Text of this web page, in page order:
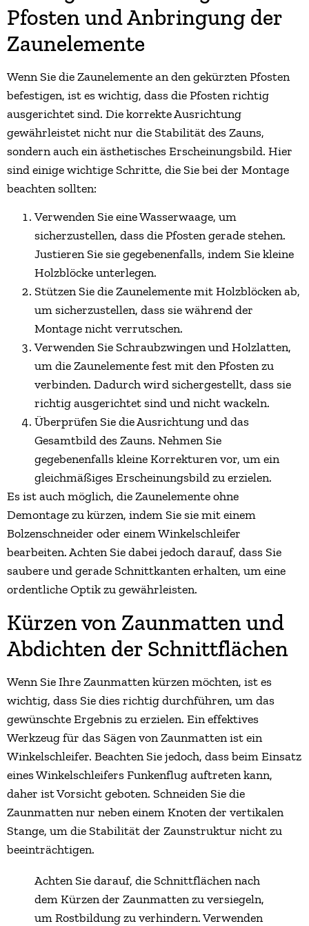
Pfosten und Anbringung der
Zaunelemente
Wenn Sie die Zaunelemente an den gekürzten Pfosten
befestigen, ist es wichtig, dass die Pfosten richtig
ausgerichtet sind. Die korrekte Ausrichtung
gewährleistet nicht nur die Stabilität des Zauns,
sondern auch ein ästhetisches Erscheinungsbild. Hier
sind einige wichtige Schritte, die Sie bei der Montage
beachten sollten:
Verwenden Sie eine Wasserwaage, um
sicherzustellen, dass die Pfosten gerade stehen.
Justieren Sie sie gegebenenfalls, indem Sie kleine
Holzblöcke unterlegen.
Stützen Sie die Zaunelemente mit Holzblöcken ab,
um sicherzustellen, dass sie während der
Montage nicht verrutschen.
Verwenden Sie Schraubzwingen und Holzlatten,
um die Zaunelemente fest mit den Pfosten zu
verbinden. Dadurch wird sichergestellt, dass sie
richtig ausgerichtet sind und nicht wackeln.
Überprüfen Sie die Ausrichtung und das
Gesamtbild des Zauns. Nehmen Sie
gegebenenfalls kleine Korrekturen vor, um ein
gleichmäßiges Erscheinungsbild zu erzielen.
Es ist auch möglich, die Zaunelemente ohne
Demontage zu kürzen, indem Sie sie mit einem
Bolzenschneider oder einem Winkelschleifer
bearbeiten. Achten Sie dabei jedoch darauf, dass Sie
saubere und gerade Schnittkanten erhalten, um eine
ordentliche Optik zu gewährleisten.
Kürzen von Zaunmatten und
Abdichten der Schnittflächen
Wenn Sie Ihre Zaunmatten kürzen möchten, ist es
wichtig, dass Sie dies richtig durchführen, um das
gewünschte Ergebnis zu erzielen. Ein effektives
Werkzeug für das Sägen von Zaunmatten ist ein
Winkelschleifer. Beachten Sie jedoch, dass beim Einsatz
eines Winkelschleifers Funkenflug auftreten kann,
daher ist Vorsicht geboten. Schneiden Sie die
Zaunmatten nur neben einem Knoten der vertikalen
Stange, um die Stabilität der Zaunstruktur nicht zu
beeinträchtigen.
Achten Sie darauf, die Schnittflächen nach
dem Kürzen der Zaunmatten zu versiegeln,
um Rostbildung zu verhindern. Verwenden